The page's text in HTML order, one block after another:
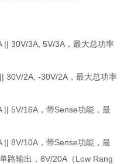
|| 30V/3A, 5V/3A ，最大总功率
30V/2A, -30V/2A ，最大总功率
|| 5V/16A ，带Sense功能，最
|| 8V/10A ，带Sense功能，最
单路输出，8V/20A （Low Rang